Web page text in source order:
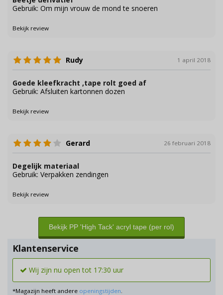
Gebruik: Om mijn vrouw de mond te snoeren
Bekijk review
Rudy 1 april 2018
Goede kleefkracht ,tape rolt goed af
Gebruik: Afsluiten kartonnen dozen
Bekijk review
Gerard 26 februari 2018
Degelijk materiaal
Gebruik: Verpakken zendingen
Bekijk review
Bekijk PP 'High Tack' acryl tape (per rol)
Klantenservice
Wij zijn nu open tot 17:30 uur
*Magazijn heeft andere openingstijden